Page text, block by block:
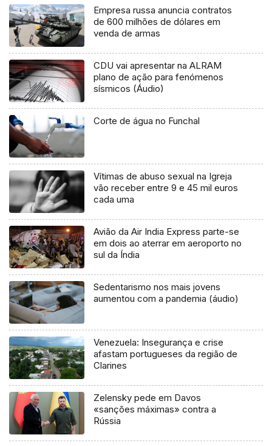
Empresa russa anuncia contratos
de 600 milhões de dólares em
venda de armas
CDU vai apresentar na ALRAM
plano de ação para fenómenos
sísmicos (Áudio)
Corte de água no Funchal
Vítimas de abuso sexual na Igreja
vão receber entre 9 e 45 mil euros
cada uma
Avião da Air India Express parte-se
em dois ao aterrar em aeroporto no
sul da Índia
Sedentarismo nos mais jovens
aumentou com a pandemia (áudio)
Venezuela: Insegurança e crise
afastam portugueses da região de
Clarines
Zelensky pede em Davos
«sanções máximas» contra a
Rússia